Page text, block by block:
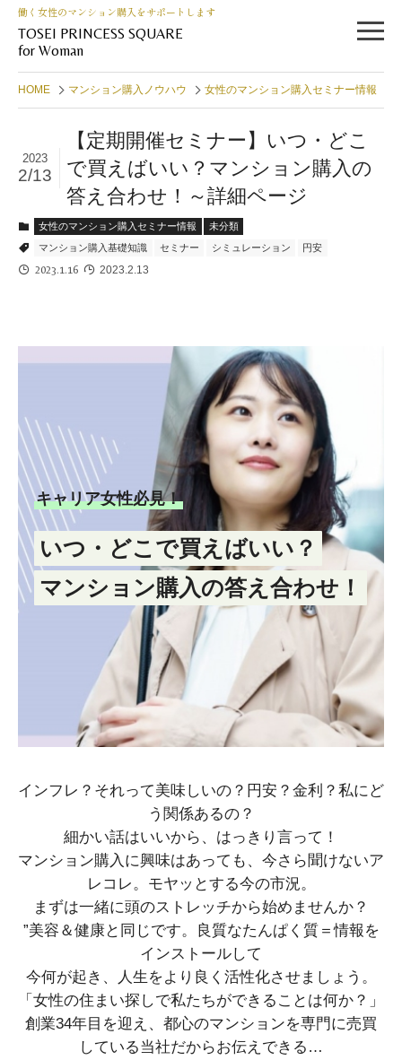
働く女性のマンション購入をサポートします
TOSEI PRINCESS SQUARE
for Woman
HOME マンション購入ノウハウ 女性のマンション購入セミナー情報
【定期開催セミナー】いつ・どこ
で買えばいい？マンション購入の
答え合わせ！～詳細ページ
2023
2/13
女性のマンション購入セミナー情報 未分類
マンション購入基礎知識 セミナー シミュレーション 円安
2023.1.16 2023.2.13
キャリア女性必見！
いつ・どこで買えばいい？
マンション購入の答え合わせ！
インフレ？それって美味しいの？円安？金利？私にど
う関係あるの？
細かい話はいいから、はっきり言って！
マンション購入に興味はあっても、今さら聞けないア
レコレ。モヤッとする今の市況。
まずは一緒に頭のストレッチから始めませんか？
”美容＆健康と同じです。良質なたんぱく質＝情報を
インストールして
今何が起き、人生をより良く活性化させましょう。
「女性の住まい探しで私たちができることは何か？」
創業34年目を迎え、都心のマンションを専門に売買
している当社だからお伝えできる…